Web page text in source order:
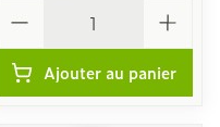
Ajouter au panier